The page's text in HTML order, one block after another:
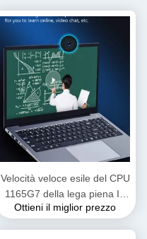
Velocità veloce esile del CPU
1165G7 della lega piena I7
undicesimo Gen Laptop 15,6
Ottieni il miglior prezzo